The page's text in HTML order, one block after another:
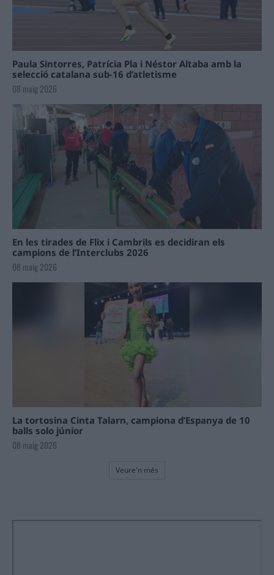
Paula Sintorres, Patrícia Pla i Néstor Altaba amb la
selecció catalana sub-16 d’atletisme
08 maig 2026
En les tirades de Flix i Cambrils es decidiran els
campions de l’Interclubs 2026
08 maig 2026
La tortosina Cinta Talarn, campiona d’Espanya de 10
balls solo júnior
08 maig 2026
Veure'n més